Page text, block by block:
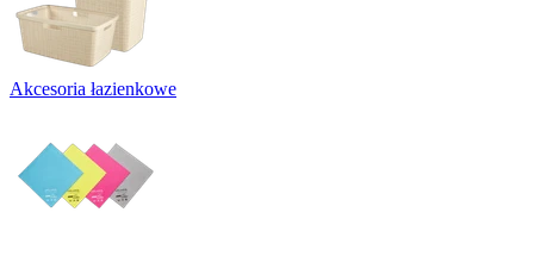
Akcesoria łazienkowe